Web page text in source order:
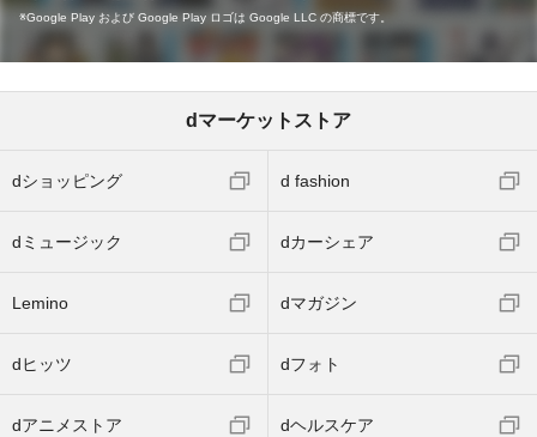
Google Play および Google Play ロゴは Google LLC の商標です。
dマーケットストア
dショッピング d fashion
dミュージック dカーシェア
Lemino dマガジン
dヒッツ dフォト
dアニメストア dヘルスケア